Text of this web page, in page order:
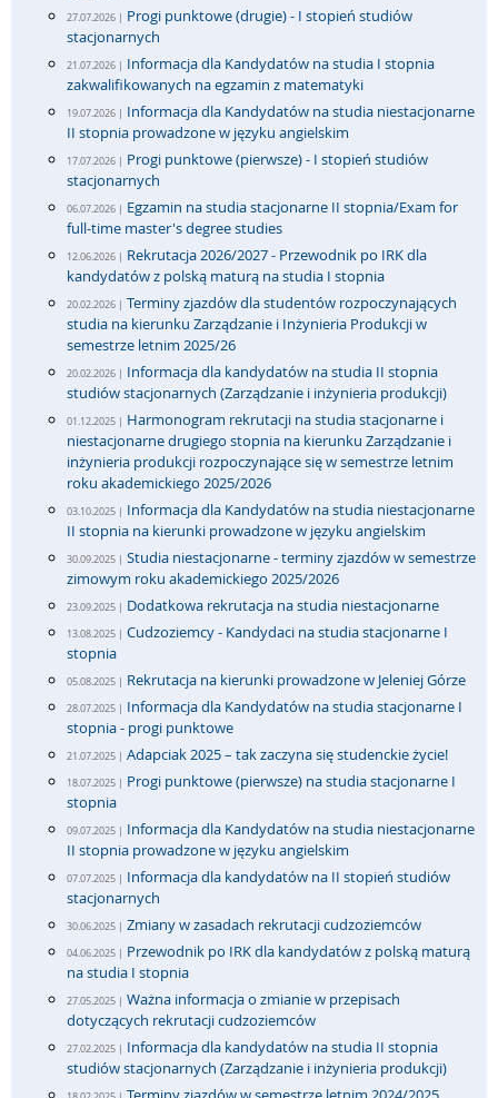
27.07.2026 | Progi punktowe (drugie) - I stopień studiów
stacjonarnych
21.07.2026 | Informacja dla Kandydatów na studia I stopnia
zakwalifikowanych na egzamin z matematyki
19.07.2026 | Informacja dla Kandydatów na studia niestacjonarne
II stopnia prowadzone w języku angielskim
17.07.2026 | Progi punktowe (pierwsze) - I stopień studiów
stacjonarnych
06.07.2026 | Egzamin na studia stacjonarne II stopnia/Exam for
full-time master's degree studies
12.06.2026 | Rekrutacja 2026/2027 - Przewodnik po IRK dla
kandydatów z polską maturą na studia I stopnia
20.02.2026 | Terminy zjazdów dla studentów rozpoczynających
studia na kierunku Zarządzanie i Inżynieria Produkcji w
semestrze letnim 2025/26
20.02.2026 | Informacja dla kandydatów na studia II stopnia
studiów stacjonarnych (Zarządzanie i inżynieria produkcji)
01.12.2025 | Harmonogram rekrutacji na studia stacjonarne i
niestacjonarne drugiego stopnia na kierunku Zarządzanie i
inżynieria produkcji rozpoczynające się w semestrze letnim
roku akademickiego 2025/2026
03.10.2025 | Informacja dla Kandydatów na studia niestacjonarne
II stopnia na kierunki prowadzone w języku angielskim
30.09.2025 | Studia niestacjonarne - terminy zjazdów w semestrze
zimowym roku akademickiego 2025/2026
23.09.2025 | Dodatkowa rekrutacja na studia niestacjonarne
13.08.2025 | Cudzoziemcy - Kandydaci na studia stacjonarne I
stopnia
05.08.2025 | Rekrutacja na kierunki prowadzone w Jeleniej Górze
28.07.2025 | Informacja dla Kandydatów na studia stacjonarne I
stopnia - progi punktowe
21.07.2025 | Adapciak 2025 – tak zaczyna się studenckie życie!
18.07.2025 | Progi punktowe (pierwsze) na studia stacjonarne I
stopnia
09.07.2025 | Informacja dla Kandydatów na studia niestacjonarne
II stopnia prowadzone w języku angielskim
07.07.2025 | Informacja dla kandydatów na II stopień studiów
stacjonarnych
30.06.2025 | Zmiany w zasadach rekrutacji cudzoziemców
04.06.2025 | Przewodnik po IRK dla kandydatów z polską maturą
na studia I stopnia
27.05.2025 | Ważna informacja o zmianie w przepisach
dotyczących rekrutacji cudzoziemców
27.02.2025 | Informacja dla kandydatów na studia II stopnia
studiów stacjonarnych (Zarządzanie i inżynieria produkcji)